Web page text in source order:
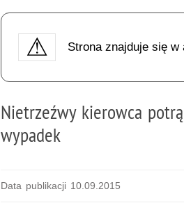
Strona znajduje się w
Nietrzeźwy kierowca
wypadek
Data publikacji 10.09.2015